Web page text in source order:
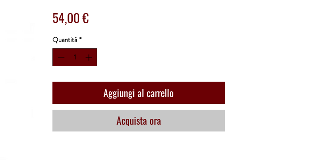
54,00 €Prezzo
Quantità *
Aggiungi al carrello
Acquista ora